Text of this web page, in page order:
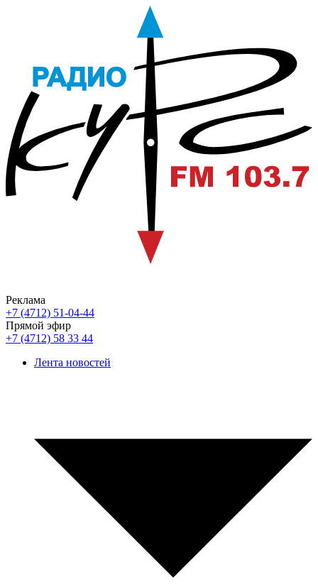
Реклама
+7 (4712) 51-04-44
Прямой эфир
+7 (4712) 58 33 44
Лента новостей